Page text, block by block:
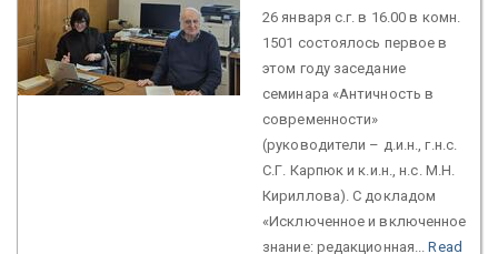
26 января с.г. в 16.00 в комн.
1501 состоялось первое в
этом году заседание
семинара «Античность в
современности»
(руководители – д.и.н., г.н.с.
С.Г. Карпюк и к.и.н., н.с. М.Н.
Кириллова). С докладом
«Исключенное и включенное
знание: редакционная...Read